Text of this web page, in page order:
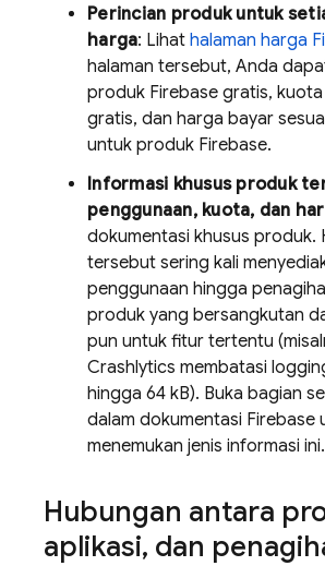
Perincian produk untuk
harga: Lihathalaman harga
halaman tersebut, Anda
produk Firebase gratis,
gratis, dan harga bayar
untuk produk Firebase.
Informasi khusus produk
penggunaan, kuota, dan
dokumentasi khusus produk.
tersebut sering kali
penggunaan hingga
produk yang bersangkutan
pun untuk fitur tertentu
Crashlytics membatasi
hingga 64 kB). Buka bagian
dalam dokumentasi Firebase
menemukan jenis informasi ini.
Hubungan antara
aplikasi, dan